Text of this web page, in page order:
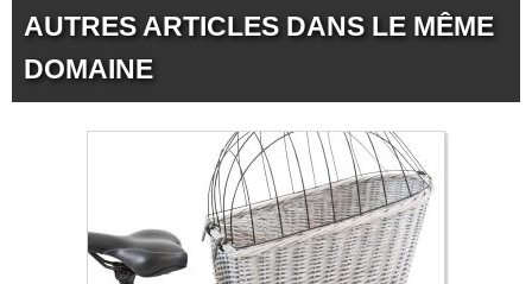
AUTRES ARTICLES DANS LE MÊME
DOMAINE